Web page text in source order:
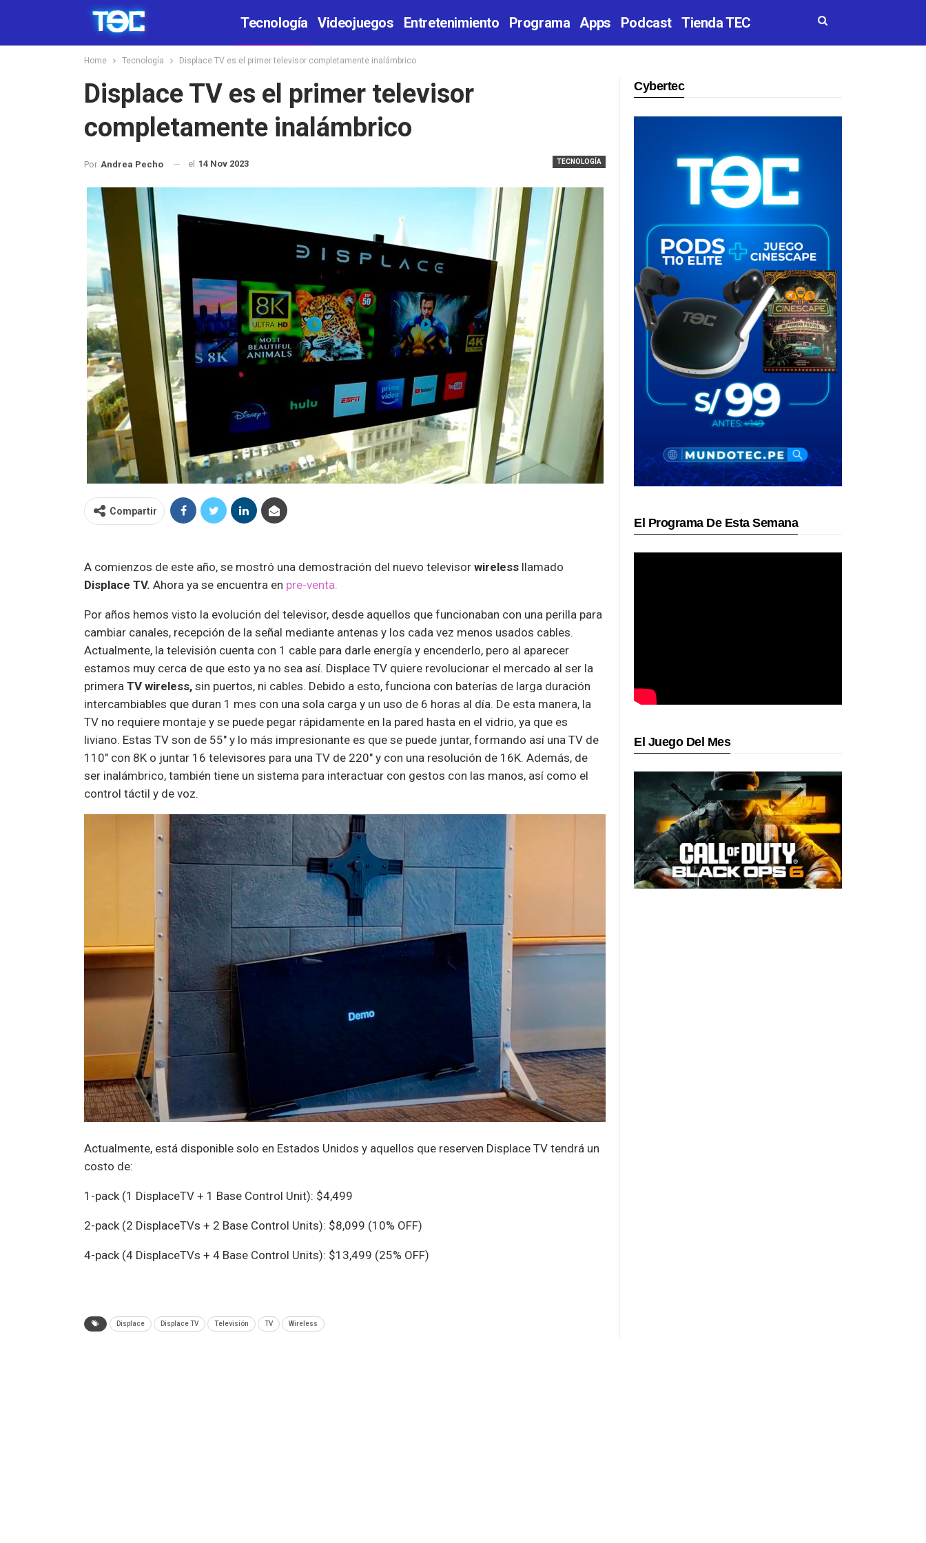
Tecnología Videojuegos Entretenimiento Programa Apps Podcast Tienda TEC
Home Tecnología Displace TV es el primer televisor completamente inalámbrico
Displace TV es el primer televisor
completamente inalámbrico
TECNOLOGÍA
Por Andrea Pecho el 14 Nov 2023
Compartir
A comienzos de este año, se mostró una demostración del nuevo televisor wireless llamado
Displace TV. Ahora ya se encuentra en pre-venta.
Por años hemos visto la evolución del televisor, desde aquellos que funcionaban con una perilla para
cambiar canales, recepción de la señal mediante antenas y los cada vez menos usados cables.
Actualmente, la televisión cuenta con 1 cable para darle energía y encenderlo, pero al aparecer
estamos muy cerca de que esto ya no sea así. Displace TV quiere revolucionar el mercado al ser la
primera TV wireless, sin puertos, ni cables. Debido a esto, funciona con baterías de larga duración
intercambiables que duran 1 mes con una sola carga y un uso de 6 horas al día. De esta manera, la
TV no requiere montaje y se puede pegar rápidamente en la pared hasta en el vidrio, ya que es
liviano. Estas TV son de 55″ y lo más impresionante es que se puede juntar, formando así una TV de
110″ con 8K o juntar 16 televisores para una TV de 220″ y con una resolución de 16K. Además, de
ser inalámbrico, también tiene un sistema para interactuar con gestos con las manos, así como el
control táctil y de voz.
Actualmente, está disponible solo en Estados Unidos y aquellos que reserven Displace TV tendrá un
costo de:
1-pack (1 DisplaceTV + 1 Base Control Unit): $4,499
2-pack (2 DisplaceTVs + 2 Base Control Units): $8,099 (10% OFF)
4-pack (4 DisplaceTVs + 4 Base Control Units): $13,499 (25% OFF)
Displace Displace TV Televisión TV Wireless
Cybertec
El Programa De Esta Semana
El Juego Del Mes